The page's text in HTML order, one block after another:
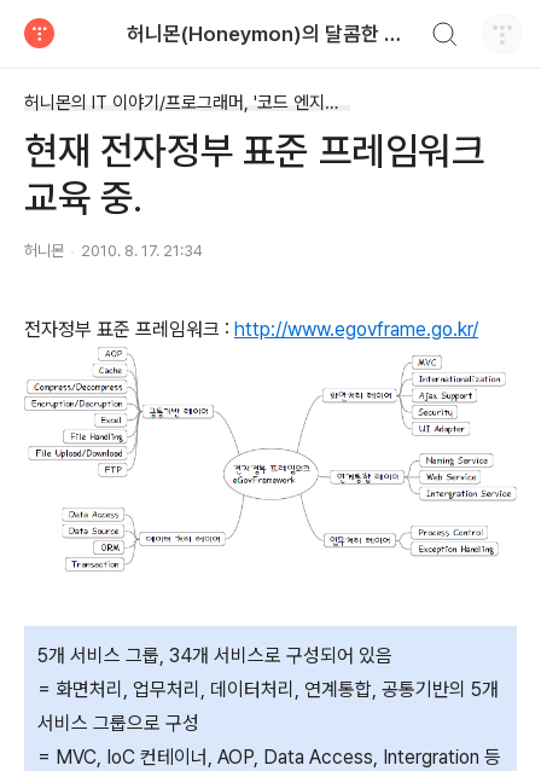
허니몬(Honeymon)의 달콤한 비행
허니몬의 IT 이야기/프로그래머, '코드 엔지니어'
현재 전자정부 표준 프레임워크
교육 중.
허니몬 2010. 8. 17. 21:34
전자정부 표준 프레임워크 : http://www.egovframe.go.kr/
5개 서비스 그룹, 34개 서비스로 구성되어 있음
= 화면처리, 업무처리, 데이터처리, 연계통합, 공통기반의 5개
서비스 그룹으로 구성
= MVC, IoC 컨테이너, AOP, Data Access, Intergration 등